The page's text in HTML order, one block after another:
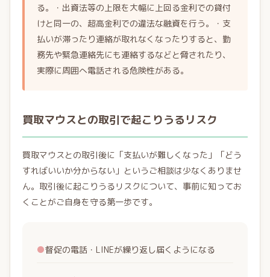
る。・出資法等の上限を大幅に上回る金利での貸付
けと同一の、超高金利での違法な融資を行う。・支
払いが滞ったり連絡が取れなくなったりすると、勤
務先や緊急連絡先にも連絡するなどと脅されたり、
実際に周囲へ電話される危険性がある。
買取マウスとの取引で起こりうるリスク
買取マウスとの取引後に「支払いが難しくなった」「どう
すればいいか分からない」というご相談は少なくありませ
ん。取引後に起こりうるリスクについて、事前に知ってお
くことがご自身を守る第一歩です。
●督促の電話・LINEが繰り返し届くようになる